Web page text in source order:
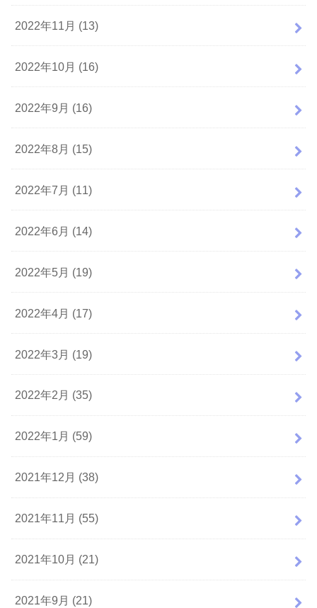
2022年11月 (13)
2022年10月 (16)
2022年9月 (16)
2022年8月 (15)
2022年7月 (11)
2022年6月 (14)
2022年5月 (19)
2022年4月 (17)
2022年3月 (19)
2022年2月 (35)
2022年1月 (59)
2021年12月 (38)
2021年11月 (55)
2021年10月 (21)
2021年9月 (21)